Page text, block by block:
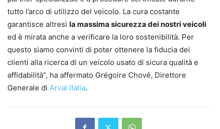
tutto l’arco di utilizzo del veicolo. La cura costante
garantisce altresì la massima sicurezza dei nostri veicoli
ed è mirata anche a verificare la loro sostenibilità. Per
questo siamo convinti di poter ottenere la fiducia dei
clienti alla ricerca di un veicolo usato di sicura qualità e
affidabilità”, ha affermato Grégoire Chové, Direttore
Generale di Arval Italia.